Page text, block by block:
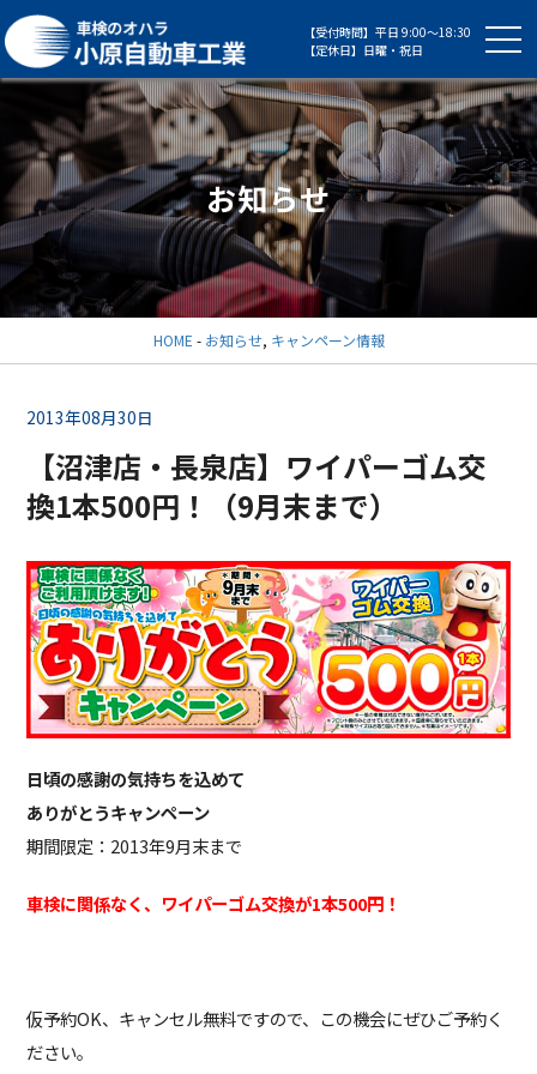
【受付時間】平日 9:00～18:30
【定休日】日曜・祝日
お知らせ
HOME - お知らせ, キャンペーン情報
2013年08月30日
【沼津店・長泉店】ワイパーゴム交
換1本500円！（9月末まで）
日頃の感謝の気持ちを込めて
ありがとうキャンペーン
期間限定：2013年9月末まで
車検に関係なく、ワイパーゴム交換が1本500円！
仮予約OK、キャンセル無料ですので、この機会にぜひご予約く
ださい。